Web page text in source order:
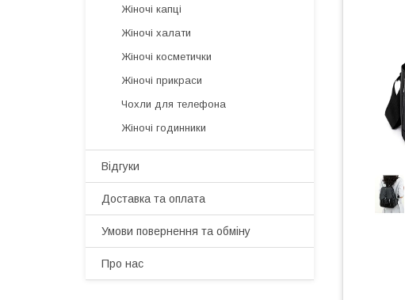
Жіночі капці
Жіночі халати
Жіночі косметички
Жіночі прикраси
Чохли для телефона
Жіночі годинники
Відгуки
Доставка та оплата
Умови повернення та обміну
Про нас